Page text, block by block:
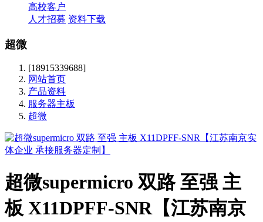
高校客户
人才招募 资料下载
超微
[18915339688]
网站首页
产品资料
服务器主板
超微
超微supermicro 双路 至强 主
板 X11DPFF-SNR【江苏南京